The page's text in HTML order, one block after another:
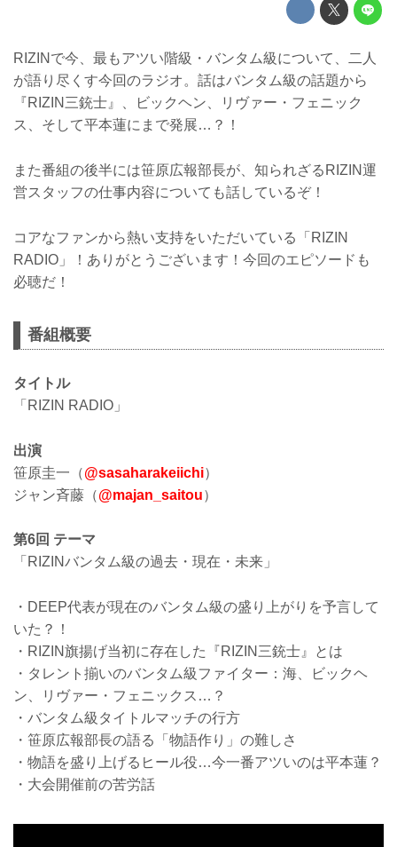
RIZINで今、最もアツい階級・バンタム級について、二人
が語り尽くす今回のラジオ。話はバンタム級の話題から
『RIZIN三銃士』、ビックヘン、リヴァー・フェニック
ス、そして平本蓮にまで発展…？！
また番組の後半には笹原広報部長が、知られざるRIZIN運
営スタッフの仕事内容についても話しているぞ！
コアなファンから熱い支持をいただいている「RIZIN
RADIO」！ありがとうございます！今回のエピソードも
必聴だ！
番組概要
タイトル
「RIZIN RADIO」
出演
笹原圭一（@sasaharakeiichi）
ジャン斉藤（@majan_saitou）
第6回 テーマ
「RIZINバンタム級の過去・現在・未来」
・DEEP代表が現在のバンタム級の盛り上がりを予言して
いた？！
・RIZIN旗揚げ当初に存在した『RIZIN三銃士』とは
・タレント揃いのバンタム級ファイター：海、ビックヘ
ン、リヴァー・フェニックス…？
・バンタム級タイトルマッチの行方
・笹原広報部長の語る「物語作り」の難しさ
・物語を盛り上げるヒール役…今一番アツいのは平本蓮？
・大会開催前の苦労話